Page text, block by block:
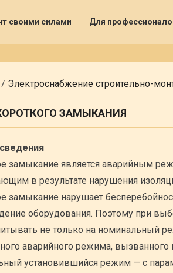
своими силами Для
/ Электроснабжение строительно-
ЗАМЫКАНИЯ
замыкание является аварийным
в результате нарушения
замыкание нарушает
оборудования. Поэтому при
не только на номинальный
аварийного режима,
установившийся режим — с